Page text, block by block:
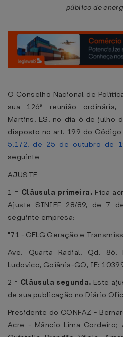
público de
O Conselho Nacional de
sua 126ª reunião ordinária,
Martins, ES, no dia 6 de julho
disposto no art. 199 do
5.172, de 25 de outubro de
seguinte
AJUSTE
1 - Cláusula primeira. Fica
Ajuste SINIEF 28/89, de 7
seguinte empresa:
"71 - CELG Geração e
Ave. Quarta Radial, Qd.
Ludovico, Goiânia-GO, IE:
2 - Cláusula segunda. Este
de sua publicação no Diário
Presidente do CONFAZ -
Acre - Mâncio Lima Cordeiro;